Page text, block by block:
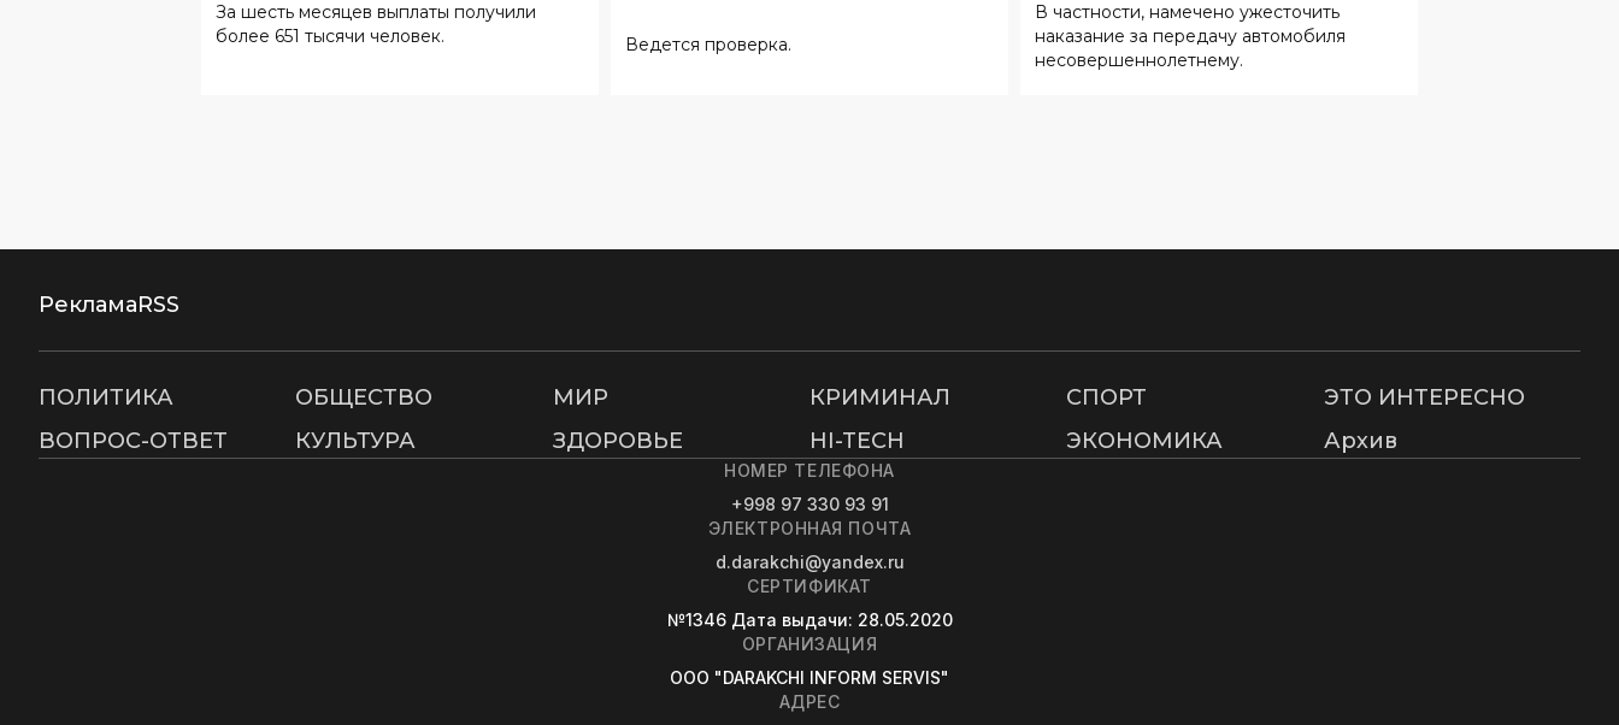
За шесть месяцев выплаты получили
более 651 тысячи человек.
Ведется проверка.
В частности, намечено ужесточить
наказание за передачу автомобиля
несовершеннолетнему.
РекламаRSS
ПОЛИТИКА ОБЩЕСТВО МИР КРИМИНАЛ СПОРТ
ЭТО ИНТЕРЕСНО
ВОПРОС-ОТВЕТ
КУЛЬТУРА ЗДОРОВЬЕ HI-TECH ЭКОНОМИКА Архив
НОМЕР ТЕЛЕФОНА
+998 97 330 93 91
ЭЛЕКТРОННАЯ ПОЧТА
d.darakchi@yandex.ru
СЕРТИФИКАТ
№1346 Дата выдачи: 28.05.2020
ОРГАНИЗАЦИЯ
OOO "DARAKCHI INFORM SERVIS"
АДРЕС